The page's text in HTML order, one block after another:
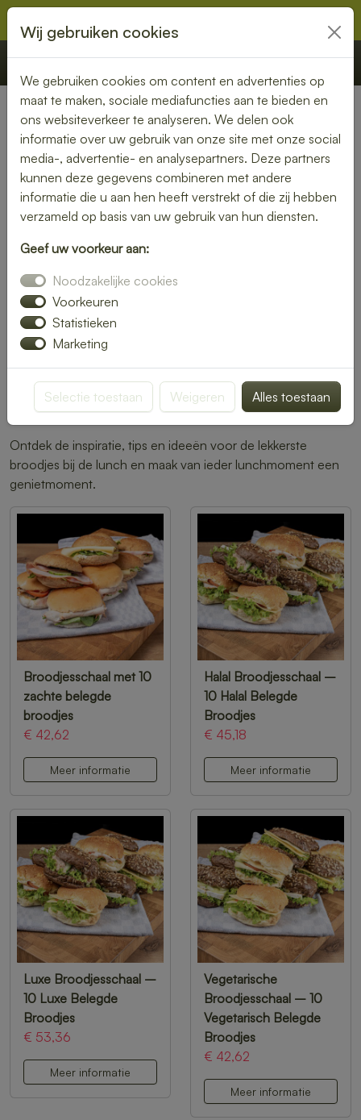
€ 0,00 Offerte Bestellen
Broodjes
Een smakelijke lunch begint vaak met een goed belegd
broodje. Of je nu kiest voor een knapperig stokbrood, een
zachte pistolet of een meergranenbol: broodjes zijn de
perfecte basis voor een veelzijdige en voedzame lunch. Met
een ruime keuze aan beleg – van klassiek kaas en ham tot
er altijd een broodje dat bij jouw smaak en gelegenheid past.
Broodjes zijn ideaal voor verschillende momenten: een
snelle hap tijdens de werkdag, een gezellige lunch met
collega’s of een uitgebreid lunchbuffet voor een speciale
beleg en verse toppings kun je eindeloos variëren en iedere
lunch bijzonder maken.
Ontdek de inspiratie, tips en ideeën voor de lekkerste
broodjes bij de lunch en maak van ieder lunchmoment een
genietmoment.
Broodjesschaal met 10
zachte belegde
broodjes
€ 42,62
Meer informatie
Halal Broodjesschaal –
10 Halal Belegde
Broodjes
€ 45,18
Meer informatie
Luxe Broodjesschaal –
10 Luxe Belegde
Broodjes
€ 53,36
Meer informatie
Vegetarische
Broodjesschaal – 10
Vegetarisch Belegde
Broodjes
€ 42,62
Meer informatie
Wij gebruiken cookies
We gebruiken cookies om content en advertenties op
maat te maken, sociale mediafuncties aan te bieden en
ons websiteverkeer te analyseren. We delen ook
informatie over uw gebruik van onze site met onze social
media-, advertentie- en analysepartners. Deze partners
kunnen deze gegevens combineren met andere
informatie die u aan hen heeft verstrekt of die zij hebben
verzameld op basis van uw gebruik van hun diensten.
Geef uw voorkeur aan:
Noodzakelijke cookies
Voorkeuren
Statistieken
Marketing
Selectie toestaan Weigeren Alles toestaan